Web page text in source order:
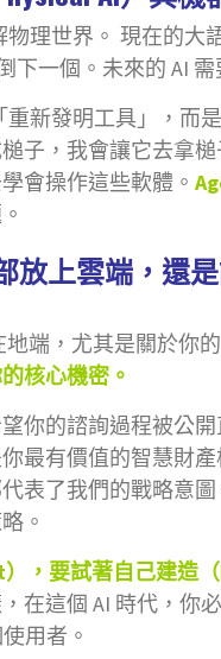
物理世界。 現在的
一個。未來的 AI 需
新發明工具」，而
子，我會讓它去拿
會操作這些軟體。
放上雲端，還
端，尤其是關於你
核心機密。
你的諮詢過程被公
最有價值的智慧財產
表了我們的戰略意
。
，要試著自己建造（
在這個 AI 時代，你
用者。